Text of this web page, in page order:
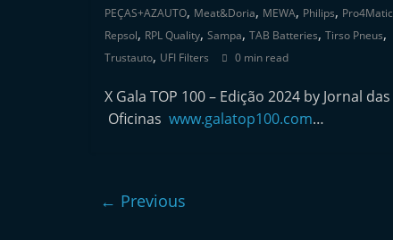
PEÇAS+AZAUTO, Meat&Doria, MEWA, Philips, Pro4Matic
Repsol, RPL Quality, Sampa, TAB Batteries, Tirso Pneus,
Trustauto, UFI Filters 0 min read
X Gala TOP 100 – Edição 2024 by Jornal das
Oficinas www.galatop100.com…
← Previous